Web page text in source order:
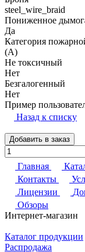
steel_wire_braid
Пониженное
Да
Категория
(A)
Не токсичный
Нет
Безгалогенный
Нет
Пример
Назад к списку
Добавить в заказ
Главная
Контакты
Лицензии
Обзоры
Интернет-магазин
Каталог продукции
Распродажа